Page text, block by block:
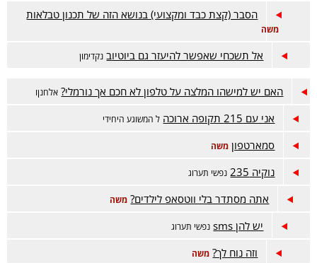
הסבר (קצת כבד ומקצועי) בנושא הזה של תכנון טבלאות
משה
אל תשכחי שאפשר להיעזר גם ביוטיוב נקדימון
האם יש למישהו המלצה על טלפון לא חכם אך נורמלי? אלחנןו
אני עם 215 תקופה ארוכה ל המשוגע היחידי
סמארטפון משה
נוקיה 235 נפשי תערוג
אתה מסתדר בלי ווטסאפ לילדים? משה
יש להן sms נפשי תערוג
וזה נוח לך? משה